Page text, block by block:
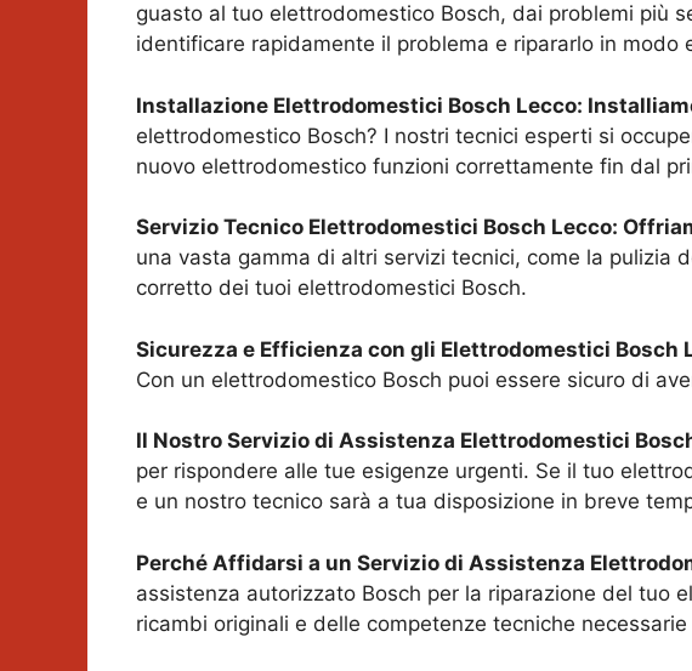
guasto al tuo elettrodomestico Bosch, dai problemi più
identificare rapidamente il problema e ripararlo in modo
Installazione Elettrodomestici Bosch Lecco:
elettrodomestico Bosch? I nostri tecnici esperti si
nuovo elettrodomestico funzioni correttamente fin dal
Servizio Tecnico Elettrodomestici Bosch Lecco:
una vasta gamma di altri servizi tecnici, come la pulizia
corretto dei tuoi elettrodomestici Bosch.
Sicurezza e Efficienza con gli Elettrodomestici Bosch
Con un elettrodomestico Bosch puoi essere sicuro di
Il Nostro Servizio di Assistenza Elettrodomestici
per rispondere alle tue esigenze urgenti. Se il tuo
e un nostro tecnico sarà a tua disposizione in breve
Perché Affidarsi a un Servizio di Assistenza
assistenza autorizzato Bosch per la riparazione del tuo
ricambi originali e delle competenze tecniche